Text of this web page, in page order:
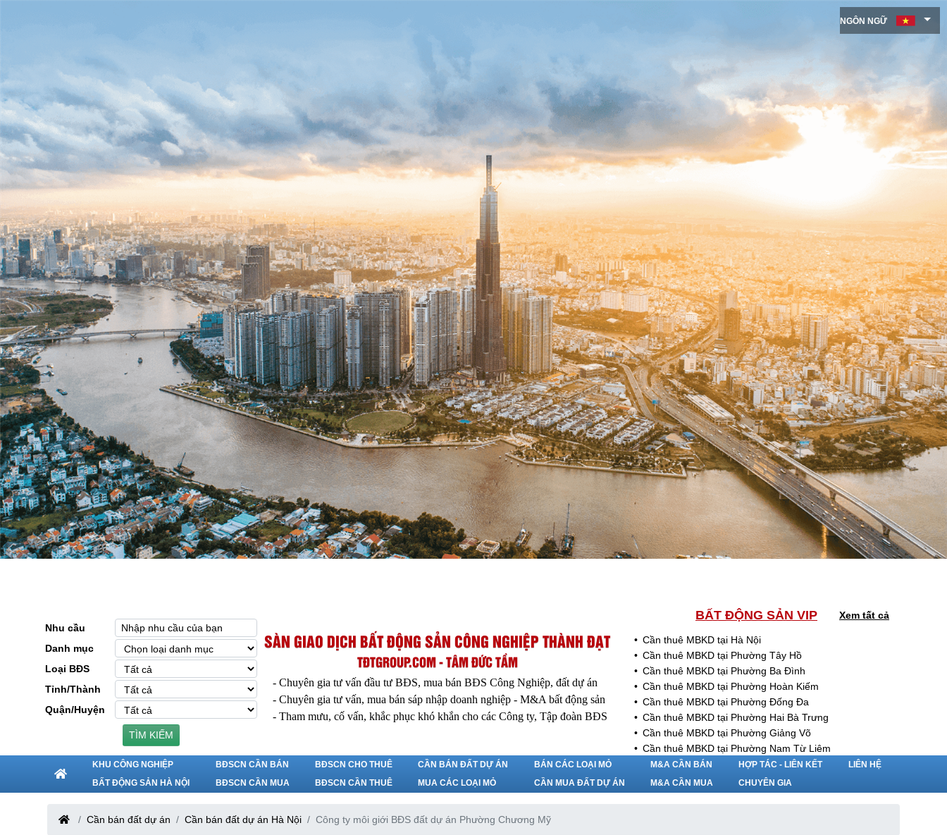
Nhu cầu
Danh mục
Loại BĐS
Tỉnh/Thành
Quận/Huyện
TÌM KIẾM
SÀN GIAO DỊCH BẤT ĐỘNG SẢN CÔNG NGHIỆP THÀNH ĐẠT
TĐTGROUP.COM - TÂM ĐỨC TẦM
- Chuyên gia tư vấn đầu tư BĐS, mua bán BĐS Công Nghiệp, đất dự án
- Chuyên gia tư vấn, mua bán sáp nhập doanh nghiệp - M&A bất động sản
- Tham mưu, cố vấn, khắc phục khó khắn cho các Công ty, Tập đoàn BĐS
BẤT ĐỘNG SẢN VIP Xem tất cả
Cần thuê MBKD tại Hà Nội
Cần thuê MBKD tại Phường Tây Hồ
Cần thuê MBKD tại Phường Ba Đình
Cần thuê MBKD tại Phường Hoàn Kiếm
Cần thuê MBKD tại Phường Đống Đa
Cần thuê MBKD tại Phường Hai Bà Trưng
Cần thuê MBKD tại Phường Giảng Võ
Cần thuê MBKD tại Phường Nam Từ Liêm
Cần thuê MBKD tại Phường Cầu Giấy
Cần thuê MBKD tại Phường Thanh Xuân
Cần thuê MBKD tại Phường Long Biên
NGÔN NGỮ
KHU CÔNG NGHIỆP
BẤT ĐỘNG SẢN HÀ NỘI
BĐSCN CẦN BÁN
BĐSCN CẦN MUA
BĐSCN CHO THUÊ
BĐSCN CẦN THUÊ
CẦN BÁN ĐẤT DỰ ÁN
MUA CÁC LOẠI MỎ
BÁN CÁC LOẠI MỎ
CẦN MUA ĐẤT DỰ ÁN
M&A CẦN BÁN
M&A CẦN MUA
HỢP TÁC - LIÊN KẾT
CHUYÊN GIA
LIÊN HỆ
Cần bán đất dự án Cần bán đất dự án Hà Nội Công ty môi giới BĐS đất dự án Phường Chương Mỹ